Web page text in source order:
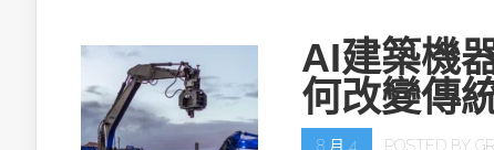
AI建築機
何改變傳
8 月 4 POSTED BY